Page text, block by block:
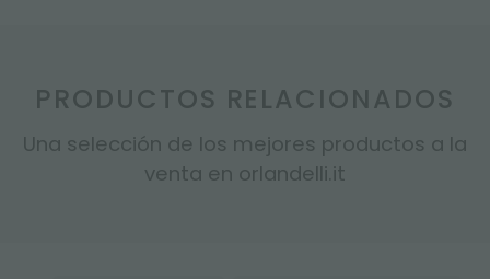
PRODUCTOS RELACIONADOS
Una selección de los mejores productos a la
venta en orlandelli.it